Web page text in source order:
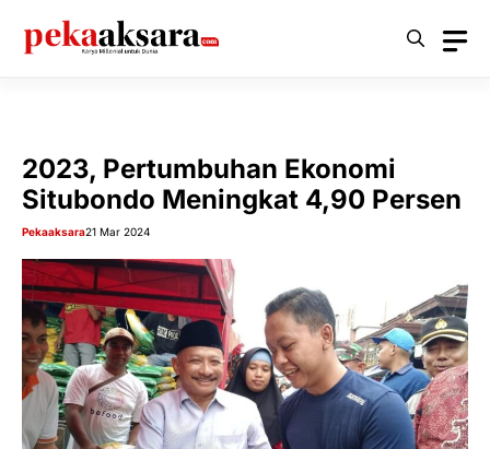
2023, Pertumbuhan Ekonomi
Situbondo Meningkat 4,90 Persen
Pekaaksara21 Mar 2024